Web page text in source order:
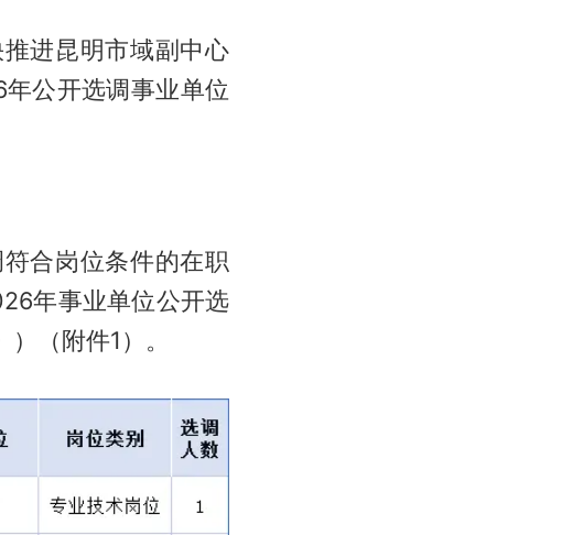
进昆明市域副中心
公开选调事业单位
合岗位条件的在职
年事业单位公开选
（附件1）。